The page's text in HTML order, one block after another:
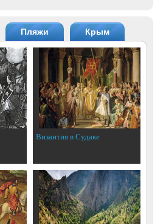
Пляжи Крым
Византия в Судаке